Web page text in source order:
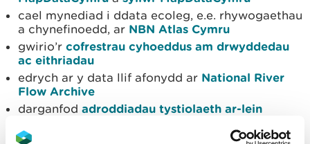
cael mynediad i ddata ecoleg, e.e. rhywogaethau
a chynefinoedd, ar NBN Atlas Cymru
gwirio’r cofrestrau cyhoeddus am drwyddedau
ac eithriadau
edrych ar y data llif afonydd ar National River
Flow Archive
darganfod adroddiadau tystiolaeth ar-lein